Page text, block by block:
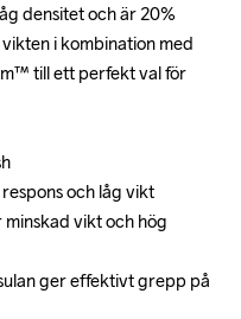
densitet och är 20%
i kombination med
till ett perfekt val för
och låg vikt
minskad vikt och hög
ger effektivt grepp på
densitet och är 20%
i kombination med
till ett perfekt val för
och låg vikt
minskad vikt och hög
ger effektivt grepp på